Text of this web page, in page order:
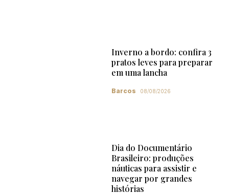
Inverno a bordo: confira 3
pratos leves para preparar
em uma lancha
Barcos 08/08/2026
Dia do Documentário
Brasileiro: produções
náuticas para assistir e
navegar por grandes
histórias